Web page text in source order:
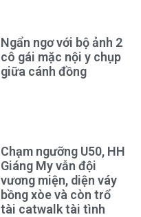
Ngẩn ngơ với bộ ảnh 2
cô gái mặc nội y chụp
giữa cánh đồng
Chạm ngưỡng U50, HH
Giáng My vẫn đội
vương miện, diện váy
bồng xòe và còn trổ
tài catwalk tài tình